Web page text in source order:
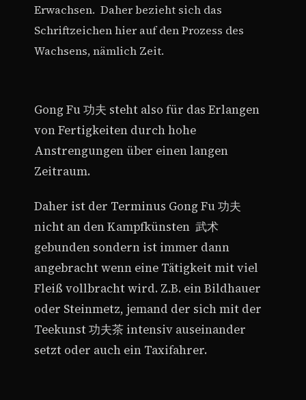
Erwachsen. Daher bezieht sich das
Schriftzeichen hier auf den Prozess des
Wachsens, nämlich Zeit.
Gong Fu 功夫 steht also für das Erlangen
von Fertigkeiten durch hohe
Anstrengungen über einen langen
Zeitraum.
Daher ist der Terminus Gong Fu 功夫
nicht an den Kampfkünsten 武术
gebunden sondern ist immer dann
angebracht wenn eine Tätigkeit mit viel
Fleiß vollbracht wird. Z.B. ein Bildhauer
oder Steinmetz, jemand der sich mit der
Teekunst 功夫茶 intensiv auseinander
setzt oder auch ein Taxifahrer.